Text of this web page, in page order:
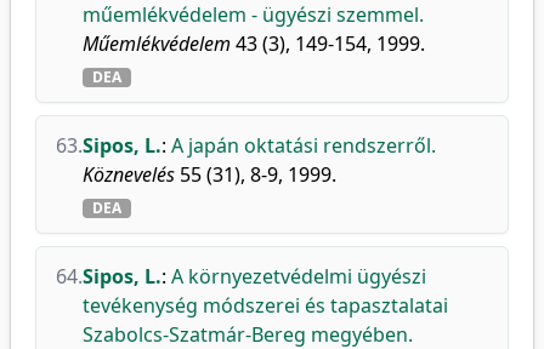
műemlékvédelem - ügyészi szemmel.
Műemlékvédelem 43 (3), 149-154, 1999.
DEA
63.Sipos, L.: A japán oktatási rendszerről.
Köznevelés 55 (31), 8-9, 1999.
DEA
64.Sipos, L.: A környezetvédelmi ügyészi
tevékenység módszerei és tapasztalatai
Szabolcs-Szatmár-Bereg megyében.